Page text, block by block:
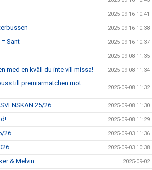
2025-09-16 10:41
2025-09-16 10:38
= Sant 2025-09-16 10:37
2025-09-08 11:35
med en kväll du inte vill missa! 2025-09-08 11:34
till premiärmatchen mot
2025-09-08 11:32
25/26 2025-09-08 11:30
2025-09-08 11:29
26 2025-09-03 11:36
2025-09-03 10:38
& Melvin 2025-09-02